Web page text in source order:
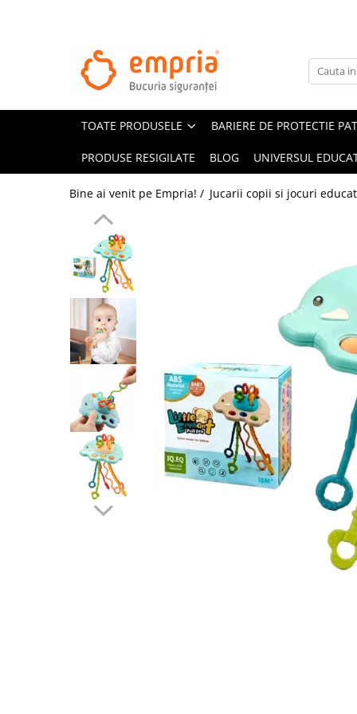
TOATE PRODUSELE
Oferte Protectii Laterale Pat
Bariere protectie pentru pat
Aparatori laterale patut bebe
Protectie colturi mobila copii
Sigurante pentru sertare si usi
Sigurante geamuri si usi glisante
Kituri de siguranta pentru copii si
Protectii casa
Protectii utile
Poarta siguranta copii
Deflectoare pentru aer conditionat
Protectii exterior
Casti antifonice pentru copii si
Echipament protectie bicicleta si
TOATE PRODUSELE BARIERE DE PROTECTIE PAT
PRODUSE RESIGILATE BLOG UNIVERSUL
Bine ai venit pe Empria! / Jucarii copii si jocuri